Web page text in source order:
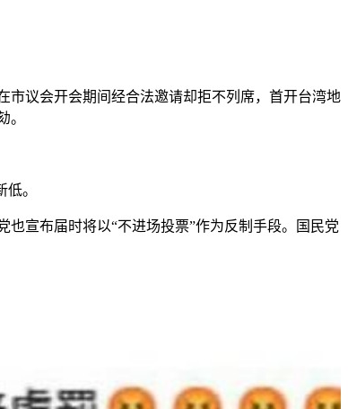
议会开会期间经合法邀请却拒不列席，首开台湾地
。
。
宣布届时将以“不进场投票”作为反制手段。国民党